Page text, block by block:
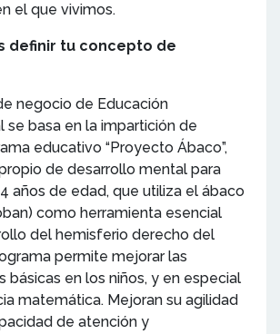
el que vivimos.
definir tu concepto de
negocio de Educación
se basa en la impartición de
educativo “Proyecto Ábaco”,
de desarrollo mental para
años de edad, que utiliza el ábaco
como herramienta esencial
del hemisferio derecho del
permite mejorar las
básicas en los niños, y en especial
matemática. Mejoran su agilidad
de atención y